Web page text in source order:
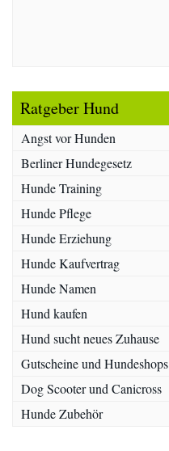
Ratgeber Hund
Angst vor Hunden
Berliner Hundegesetz
Hunde Training
Hunde Pflege
Hunde Erziehung
Hunde Kaufvertrag
Hunde Namen
Hund kaufen
Hund sucht neues Zuhause
Gutscheine und Hundeshops
Dog Scooter und Canicross
Hunde Zubehör